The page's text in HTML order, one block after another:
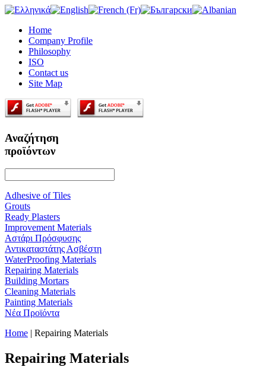
Home
Company Profile
Philosophy
ISO
Contact us
Site Map
Αναζήτηση
προϊόντων
Adhesive of Tiles
Grouts
Ready Plasters
Improvement Materials
Αστάρι Πρόσφυσης
Αντικαταστάτης Ασβέστη
WaterProofing Materials
Repairing Materials
Building Mortars
Cleaning Materials
Painting Materials
Νέα Προϊόντα
Home | Repairing Materials
Repairing Materials